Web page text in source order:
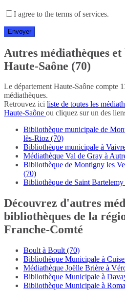
I agree to the terms of services.
Autres médiathèques
Haute-Saône (70)
Le département Haute-Saône compte
médiathèques.
Retrouvez ici liste de toutes les
Haute-Saône ou cliquez sur un des
Bibliothèque municipale de
lès-Rioz (70)
Bibliothèque municipale à
Médiathèque Val de Gray à
Bibliothèque de Montigny les
(70)
Bibliothèque de Saint
Découvrez d'autres
bibliothèques de la
Franche-Comté
Boult à Boult (70)
Bibliothèque Municipale à
Médiathèque Joëlle Brière à
Bibliothèque Municipale à
Bibliothèque Municipale à